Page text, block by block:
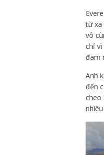
từ xa
vô
chỉ vì
đam
Anh
đến
cheo